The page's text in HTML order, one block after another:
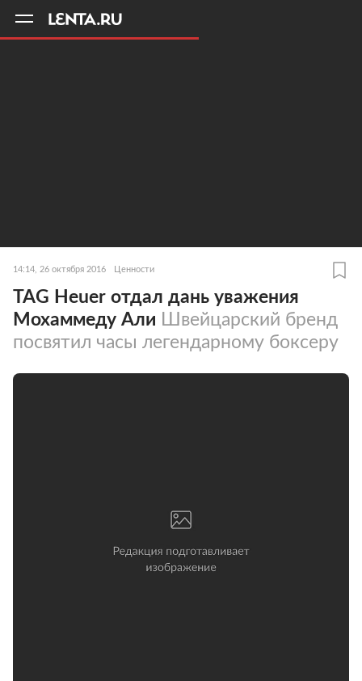
14:14, 26 октября 2016 Ценности
TAG Heuer отдал дань уважения
Мохаммеду Али Швейцарский бренд
посвятил часы легендарному боксеру